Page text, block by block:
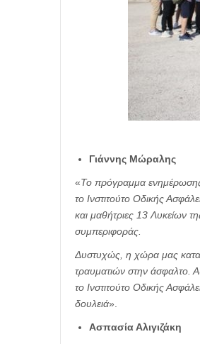
Γιάννης Μώραλης
«Το πρόγραμμα ενημέρωσης
το Ινστιτούτο Οδικής
και μαθήτριες 13 Λυκείων
συμπεριφοράς.
Δυστυχώς, η χώρα μας
τραυματιών στην άσφαλτο.
το Ινστιτούτο Οδικής
δουλειά».
Ασπασία Αλιγιζάκη